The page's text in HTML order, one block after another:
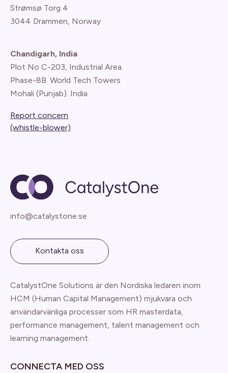
Strømsø Torg 4
3044 Drammen, Norway
Chandigarh, India
Plot No C-203, Industrial Area.
Phase-8B. World Tech Towers
Mohali (Punjab). India
Report concern
(whistle-blower)
info@catalystone.se
Kontakta oss
CatalystOne Solutions är den Nordiska ledaren inom
HCM (Human Capital Management) mjukvara och
användarvänliga processer som HR masterdata,
performance management, talent management och
learning management.
CONNECTA MED OSS